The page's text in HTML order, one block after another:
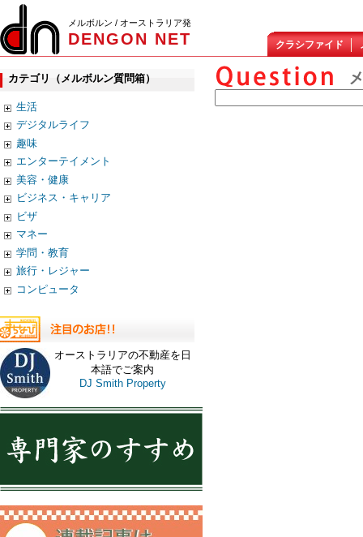
メルボルン / オーストラリア発
DENGON NET クラシファイド
カテゴリ（メルボルン質問箱）
生活
デジタルライフ
趣味
エンターテイメント
美容・健康
ビジネス・キャリア
ビザ
マネー
学問・教育
旅行・レジャー
コンピュータ
オーストラリアの不動産を日
本語でご案内
DJ Smith Property